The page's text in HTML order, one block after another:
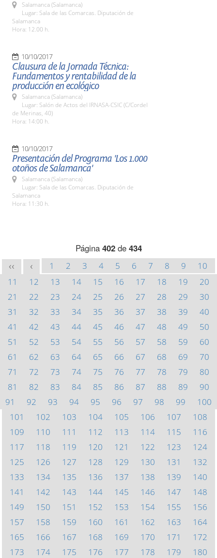
Salamanca (Salamanca)
Lugar: Sala de las Comarcas. Diputación de
Salamanca
Hora: 12.00 h.
10/10/2017
Clausura de la Jornada Técnica:
Fundamentos y rentabilidad de la
producción en ecológico
Salamanca (Salamanca)
Lugar: Salón de Actos del IRNASA-CSIC (C/Cordel
de Merinas, 40)
Hora: 14:00 h.
10/10/2017
Presentación del Programa 'Los 1.000
otoños de Salamanca'
Salamanca (Salamanca)
Lugar: Sala de las Comarcas. Diputación de
Salamanca
Hora: 11:30 h.
Página 402de 434
<< < 1 2 3 4 5 6 7 8 9
10
11
12 13 14 15 16 17 18 19
20
21
22 23 24 25 26 27 28 29
30
31
32 33 34 35 36 37 38 39
40
41
42 43 44 45 46 47 48 49
50
51
52 53 54 55 56 57 58 59
60
61
62 63 64 65 66 67 68 69
70
71
72 73 74 75 76 77 78 79
80
81
82 83 84 85 86 87 88 89
90
91
92 93 94 95 96 97 98 99
100
101
102 103 104 105 106 107
108
109
110 111 112 113 114 115
116
117
118 119 120 121 122 123
124
125
126 127 128 129 130 131
132
133
134 135 136 137 138 139
140
141
142 143 144 145 146 147
148
149
150 151 152 153 154 155
156
157
158 159 160 161 162 163
164
165
166 167 168 169 170 171
172
173
174 175 176 177 178 179
180